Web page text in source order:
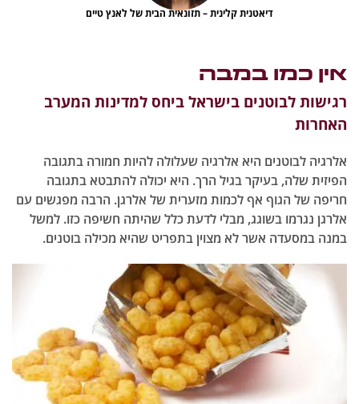
דיאטנית קלינית – תזונאית הבית של לאנץ טיים
כמו במבה
לבוטנים בישראל ביחס למדינות המערב
לבוטנים היא אלרגיה שעלולה להיות חמורה בתגובה
שלה, בעיקר בגיל הרך. היא יכולה להתבטא בתגובה
של הגוף אף לכמות מזערית של אלרגן. הרבה מפגשים עם
נגרמו בשוגג, מבלי לדעת כלל שהיתה חשיפה כזו. למשל
במסעדה אשר לא מצוין בתפריט שהיא מכילה בוטנים.